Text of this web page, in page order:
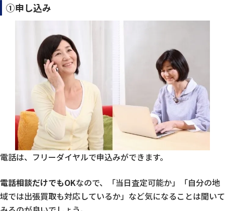
①申し込み
電話は、フリーダイヤルで申込みができます。
電話相談だけでもOKなので、「当日査定可能か」「自分の地
域では出張買取も対応しているか」など気になることは聞いて